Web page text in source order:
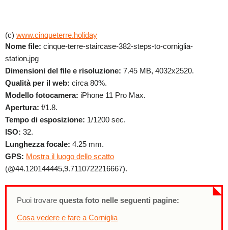
(c) www.cinqueterre.holiday
Nome file: cinque-terre-staircase-382-steps-to-corniglia-
station.jpg
Dimensioni del file e risoluzione: 7.45 MB, 4032x2520.
Qualità per il web: circa 80%.
Modello fotocamera: iPhone 11 Pro Max.
Apertura: f/1.8.
Tempo di esposizione: 1/1200 sec.
ISO: 32.
Lunghezza focale: 4.25 mm.
GPS: Mostra il luogo dello scatto
(@44.120144445,9.7110722216667).
Puoi trovare questa foto nelle seguenti pagine:
Cosa vedere e fare a Corniglia